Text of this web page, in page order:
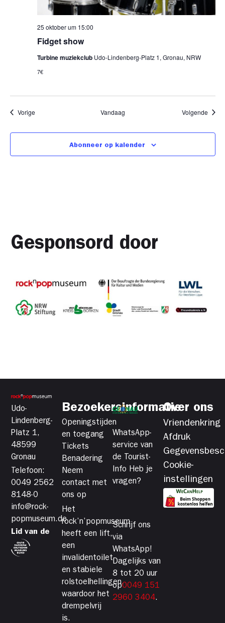
Fidget show
25 oktober um 15:00
Turbine muziekclub Udo-Lindenberg-Platz 1, Gronau, NRW
7€
VorigeEvenementen Vandaag Volgende
Abonneer op kalender
Gesponsord door
Udo-
Lindenberg-
Platz 1,
48599
Gronau
Telefoon:
0049 2562
8148-0
info@rock-
popmuseum.de
Lid van de
Bezoekersinformatie
Openingstijden
en toegang
Tickets
Benadering
Neem
contact met
ons op
Het
rock’n’popmuseum
heeft een lift,
een
invalidentoilet
en stabiele
rolstoelhellingen,
waardoor het
drempelvrij
is.
WhatsApp-
service van
de Tourist-
Info Heb je
vragen?
Schrijf ons
via
WhatsApp!
Dagelijks van
8 tot 20 uur
op0049 151
2960 3404.
Over ons
Vriendenkring
Afdruk
Cookie-
instellingen